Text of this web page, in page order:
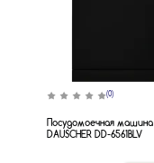
(0)
Посудомоечная машина
DAUSCHER DD-6561BLV